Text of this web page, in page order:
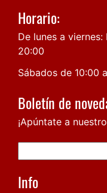
Horario:
De lunes a
20:00
Sábados de 10:00
Boletín de
¡Apúntate a
Info